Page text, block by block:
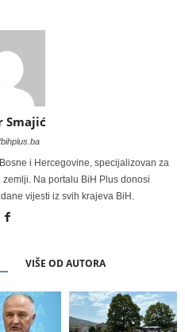
Smajić
i Hercegovine, specijalizovan za
Na portalu BiH Plus donosi
vijesti iz svih krajeva BiH.
VIŠE OD AUTORA